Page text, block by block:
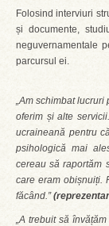
Folosind interviuri
și documente,
neguvernamentale
parcursul ei.
„Am schimbat
oferim și alte
ucraineană pentru
psihologică mai
cereau să raportăm
care eram obișnuiți.
făcând.”
„A trebuit să